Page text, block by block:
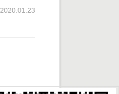
2020.01.23